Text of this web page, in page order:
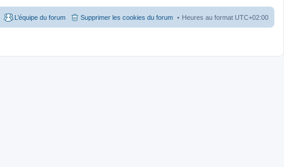
m
e
s
s
n
i
e
r
s
Heures au format UTC+02:00
Supprimer les cookies du forum
L’équipe du forum